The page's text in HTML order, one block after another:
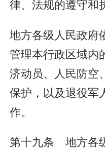
律、法规的遵守和
地方各级人民政府
管理本行政区域内
济动员、人民防空
保护，以及退役军
作。
第十九条 地方各